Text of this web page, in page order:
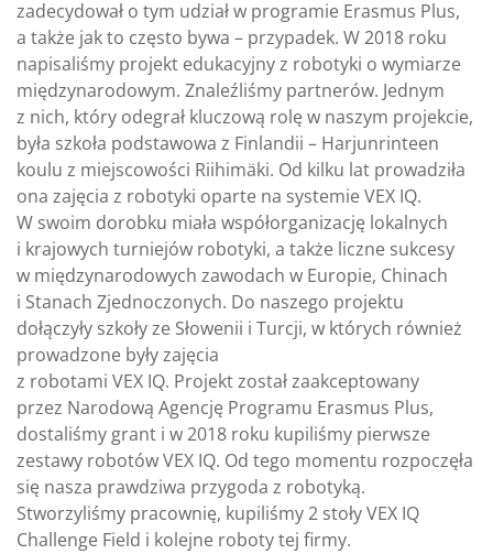
zadecydował o tym udział w programie Erasmus Plus,
a także jak to często bywa – przypadek. W 2018 roku
napisaliśmy projekt edukacyjny z robotyki o wymiarze
międzynarodowym. Znaleźliśmy partnerów. Jednym
z nich, który odegrał kluczową rolę w naszym projekcie,
była szkoła podstawowa z Finlandii – Harjunrinteen
koulu z miejscowości Riihimäki. Od kilku lat prowadziła
ona zajęcia z robotyki oparte na systemie VEX IQ.
W swoim dorobku miała współorganizację lokalnych
i krajowych turniejów robotyki, a także liczne sukcesy
w międzynarodowych zawodach w Europie, Chinach
i Stanach Zjednoczonych. Do naszego projektu
dołączyły szkoły ze Słowenii i Turcji, w których również
prowadzone były zajęcia
z robotami VEX IQ. Projekt został zaakceptowany
przez Narodową Agencję Programu Erasmus Plus,
dostaliśmy grant i w 2018 roku kupiliśmy pierwsze
zestawy robotów VEX IQ. Od tego momentu rozpoczęła
się nasza prawdziwa przygoda z robotyką.
Stworzyliśmy pracownię, kupiliśmy 2 stoły VEX IQ
Challenge Field i kolejne roboty tej firmy.